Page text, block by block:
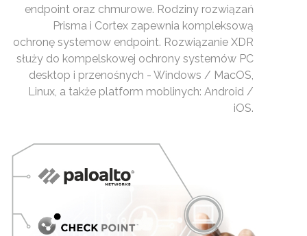
endpoint oraz chmurowe. Rodziny rozwiązań
Prisma i Cortex zapewnia kompleksową
ochronę systemow endpoint. Rozwiązanie XDR
służy do kompelskowej ochrony systemów PC
desktop i przenośnych - Windows / MacOS,
Linux, a także platform moblinych: Android /
iOS.